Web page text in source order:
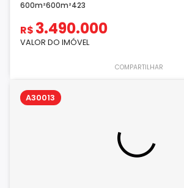
600m²600m²423
R$ 3.490.000
VALOR DO IMÓVEL
COMPARTILHAR
A30013